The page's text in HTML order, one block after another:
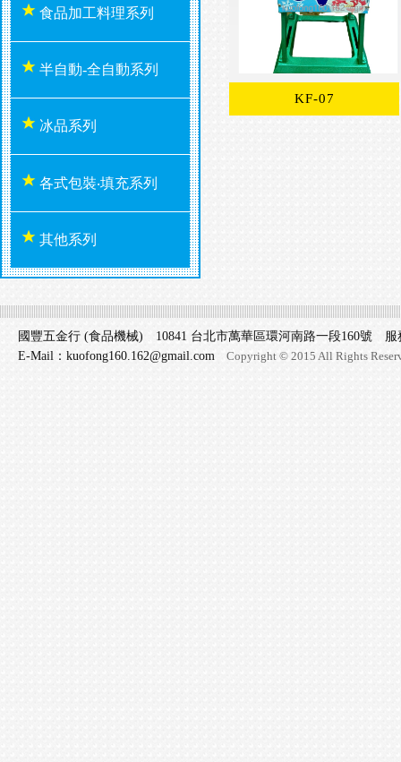
食品加工料理系列
半自動-全自動系列
冰品系列
各式包裝‧填充系列
其他系列
KF-07
國豐五金行 (食品機械) 10841 台北市萬華區環河南路一段160號 服
E-Mail：kuofong160.162@gmail.com Copyright © 2015 All Rights